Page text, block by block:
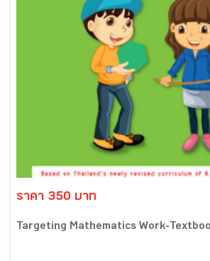
ราคา 350 บาท
Targeting Mathematics Work-